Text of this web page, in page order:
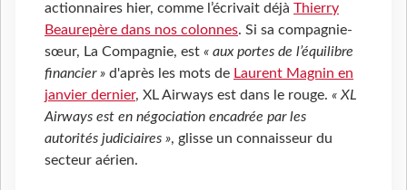
actionnaires hier, comme l’écrivait déjà Thierry
Beaurepère dans nos colonnes. Si sa compagnie-
sœur, La Compagnie, est « aux portes de l’équilibre
financier » d'après les mots de Laurent Magnin en
janvier dernier, XL Airways est dans le rouge. « XL
Airways est en négociation encadrée par les
autorités judiciaires », glisse un connaisseur du
secteur aérien.